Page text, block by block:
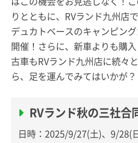
りとともに、RVランド九州店
デュカトベースのキャンピン
開催！さらに、新車よりも購
古車もRVランド九州店に続々
ら、足を運んでみてはいかが？
RVランド秋の三社合
日時：2025/9/27(土)、9/28(